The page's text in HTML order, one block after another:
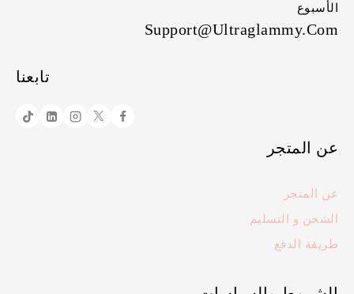
الأسبوع
Support@ultraglammy.com
تابعنا
عن المتجر
عن المتجر
الشحن و التسليم
طريقة الدفع